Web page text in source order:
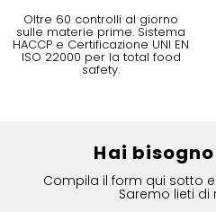
Oltre 60 controlli al giorno
sulle materie prime. Sistema
HACCP e Certificazione UNI EN
ISO 22000 per la total food
safety.
Hai
Compila il form qui sotto
Saremo lieti di